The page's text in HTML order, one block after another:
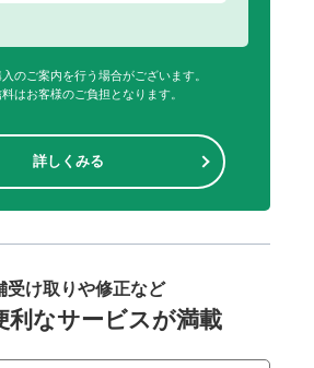
のご案内を行う場合がございます。
はお客様のご負担となります。
詳しくみる
受け取りや修正など
利なサービスが満載